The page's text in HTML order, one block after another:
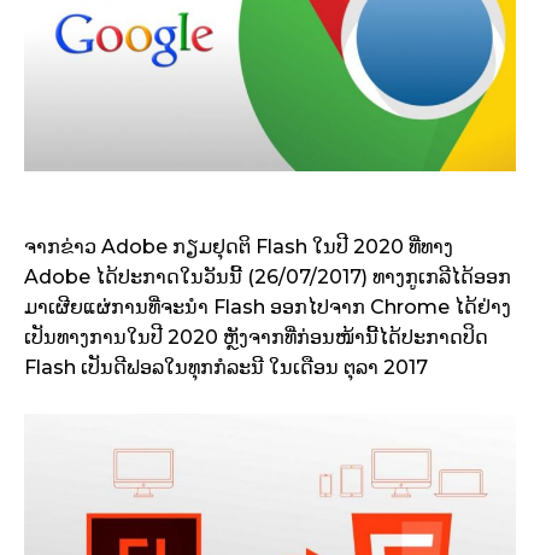
ຈາກຂ່າວ Adobe ກຽມຢຸດຕິ Flash ໃນປີ 2020 ທີ່ທາງ
Adobe ໄດ້ປະກາດໃນວັນນີ້ (26/07/2017) ທາງກູເກລີໄດ້ອອກ
ມາເຜີຍແຜ່ການທີ່ຈະນຳ Flash ອອກໄປຈາກ Chrome ໄດ້ຢ່າງ
ເປັນທາງການໃນປີ 2020 ຫຼັງຈາກທີ່ກ່ອນໜ້ານີ້ໄດ້ປະກາດປິດ
Flash ເປັນດີຟອລໃນທຸກກໍລະນີ ໃນເດືອນ ຕຸລາ 2017